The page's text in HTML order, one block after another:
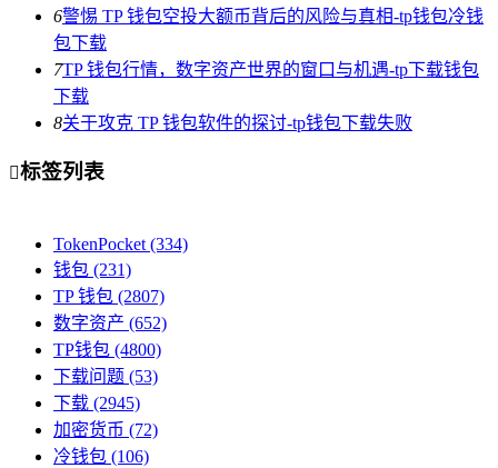
6警惕 TP 钱包空投大额币背后的风险与真相-tp钱包冷钱
包下载
7TP 钱包行情，数字资产世界的窗口与机遇-tp下载钱包
下载
8关于攻克 TP 钱包软件的探讨-tp钱包下载失败
标签列表
TokenPocket (334)
钱包 (231)
TP 钱包 (2807)
数字资产 (652)
TP钱包 (4800)
下载问题 (53)
下载 (2945)
加密货币 (72)
冷钱包 (106)